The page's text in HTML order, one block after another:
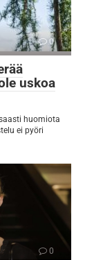
0
uskoa
huomiota
ei pyöri
0